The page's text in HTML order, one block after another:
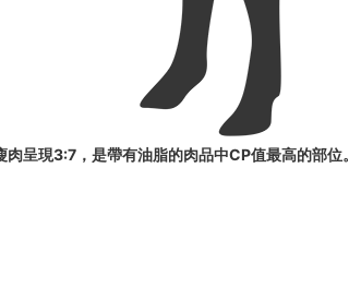
呈現3:7，是帶有油脂的肉品中CP值最高的部位。